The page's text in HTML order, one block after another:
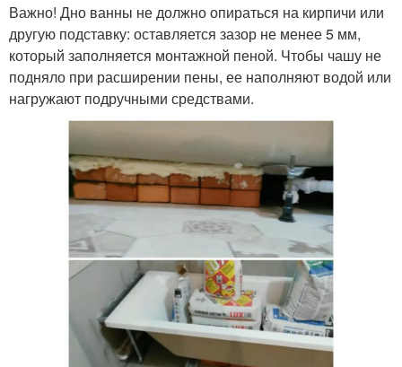
Важно! Дно ванны не должно опираться на кирпичи или
другую подставку: оставляется зазор не менее 5 мм,
который заполняется монтажной пеной. Чтобы чашу не
подняло при расширении пены, ее наполняют водой или
нагружают подручными средствами.